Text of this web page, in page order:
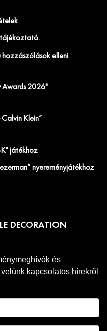
tájékoztató.
hozzászólások elleni
Awards 2026"
Calvin Klein”
játékhoz
nyereményjátékhoz
DECORATION
és
kapcsolatos hírekről